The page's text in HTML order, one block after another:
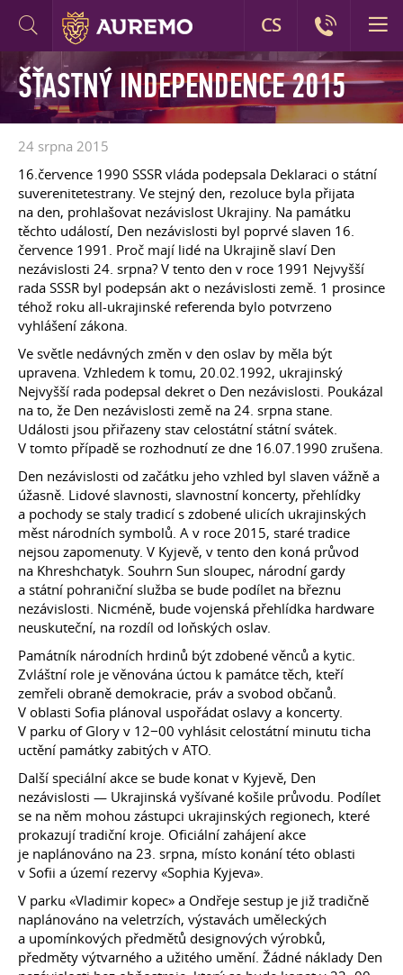
ŠŤASTNÝ INDEPENDENCE 2015
24 srpna 2015
16.července 1990 SSSR vláda podepsala Deklaraci o státní
suverenitetestrany. Ve stejný den, rezoluce byla přijata
na den, prohlašovat nezávislost Ukrajiny. Na památku
těchto událostí, Den nezávislosti byl poprvé slaven 16.
července 1991. Proč mají lidé na Ukrajině slaví Den
nezávislosti 24. srpna? V tento den v roce 1991 Nejvyšší
rada SSSR byl podepsán akt o nezávislosti země. 1 prosince
téhož roku all-ukrajinské referenda bylo potvrzeno
vyhlášení zákona.
Ve světle nedávných změn v den oslav by měla být
upravena. Vzhledem k tomu, 20.02.1992, ukrajinský
Nejvyšší rada podepsal dekret o Den nezávislosti. Poukázal
na to, že Den nezávislosti země na 24. srpna stane.
Události jsou přiřazeny stav celostátní státní svátek.
V tomto případě se rozhodnutí ze dne 16.07.1990 zrušena.
Den nezávislosti od začátku jeho vzhled byl slaven vážně a
úžasně. Lidové slavnosti, slavnostní koncerty, přehlídky
a pochody se staly tradicí s zdobené ulicích ukrajinských
měst národních symbolů. A v roce 2015, staré tradice
nejsou zapomenuty. V Kyjevě, v tento den koná průvod
na Khreshchatyk. Souhrn Sun sloupec, národní gardy
a státní pohraniční služba se bude podílet na březnu
nezávislosti. Nicméně, bude vojenská přehlídka hardware
neuskuteční, na rozdíl od loňských oslav.
Památník národních hrdinů být zdobené věnců a kytic.
Zvláštní role je věnována úctou k památce těch, kteří
zemřeli obraně demokracie, práv a svobod občanů.
V oblasti Sofia plánoval uspořádat oslavy a koncerty.
V parku of Glory v 12−00 vyhlásit celostátní minutu ticha
uctění památky zabitých v ATO.
Další speciální akce se bude konat v Kyjevě, Den
nezávislosti — Ukrajinská vyšívané košile průvodu. Podílet
se na něm mohou zástupci ukrajinských regionech, které
prokazují tradiční kroje. Oficiální zahájení akce
je naplánováno na 23. srpna, místo konání této oblasti
v Sofii a území rezervy «Sophia Kyjeva».
V parku «Vladimir kopec» a Ondřeje sestup je již tradičně
naplánováno na veletrzích, výstavách uměleckých
a upomínkových předmětů designových výrobků,
předměty výtvarného a užitého umění. Žádné náklady Den
CS